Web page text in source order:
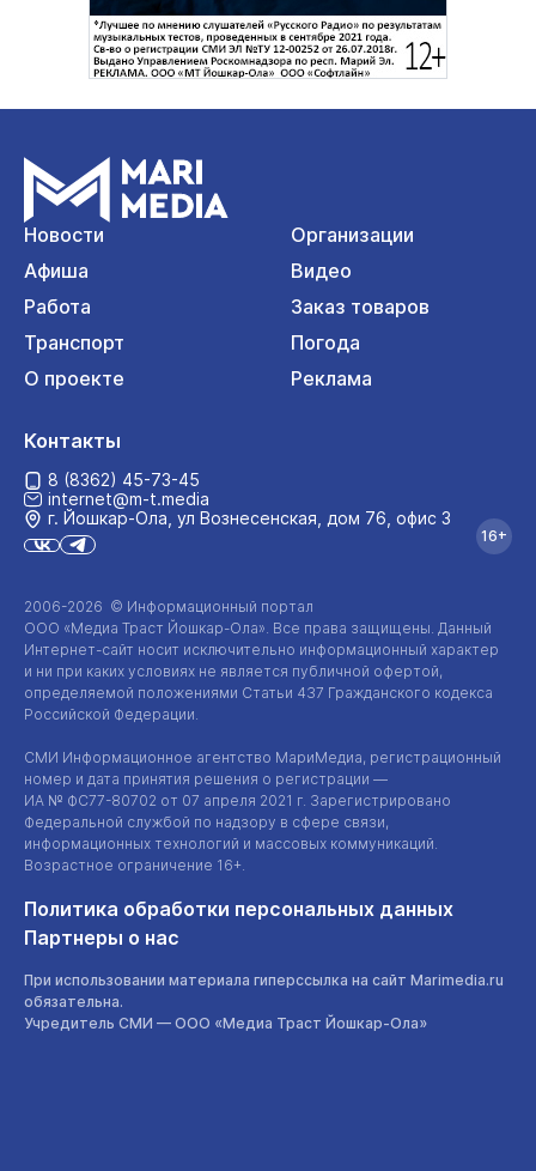
Новости
Организации
Афиша
Видео
Работа
Заказ товаров
Транспорт
Погода
О проекте
Реклама
2006-2026 © Информационный портал
ООО «Медиа Траст Йошкар-Ола». Все права защищены. Данный
Интернет-сайт носит исключительно информационный характер
и ни при каких условиях не является публичной офертой,
определяемой положениями Статьи 437 Гражданского кодекса
Российской Федерации.
СМИ Информационное агентство МариМедиа, регистрационный
номер и дата принятия решения о регистрации —
ИА № ФС77-80702 от 07 апреля 2021 г. Зарегистрировано
Федеральной службой по надзору в сфере связи,
информационных технологий и массовых коммуникаций.
Возрастное ограничение 16+.
Политика обработки персональных данных
Партнеры о нас
При использовании материала гиперссылка на сайт Marimedia.ru
обязательна.
Учредитель СМИ — ООО «Медиа Траст Йошкар-Ола»
Контакты
8 (8362) 45-73-45
internet@m-t.media
г. Йошкар‑Ола, ул Вознесенская, дом 76, офис 3
16+